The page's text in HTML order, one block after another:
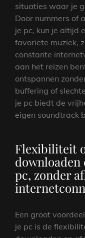
situaties waar je
Door nummers of
je pc, kun je altijd
favoriete muziek,
constante
aan het reizen
ontspannen
buffering of
je pc biedt de
eigen soundtrack
Flexibiliteit
downloaden
pc, zonder
Een groot
je pc is de